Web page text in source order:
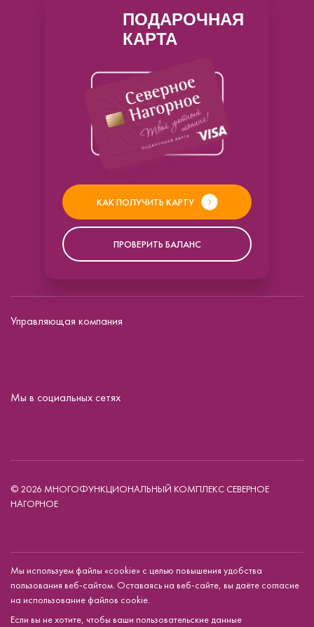
ПОДАРОЧНАЯ
КАРТА
КАК ПОЛУЧИТЬ КАРТУ
ПРОВЕРИТЬ БАЛАНС
Управляющая компания
Мы в социальных сетях
© 2026 МНОГОФУНКЦИОНАЛЬНЫЙ КОМПЛЕКС СЕВЕРНОЕ
НАГОРНОЕ
Мы используем файлы «cookie» с целью повышения удобства
пользования веб-сайтом. Оставаясь на веб-сайте, вы даёте согласие
на использование файлов cookie.
Если вы не хотите, чтобы ваши пользовательские данные